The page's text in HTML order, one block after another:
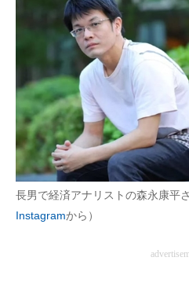
ビジネスと働き方のヒント
AI活用のいまが分かる
企業ITのトレンドを詳説
経営リーダーのコミュニティ
マーケ×ITの今がよく分かる
ITエンジニア向け専門サイト
企業向けIT製品の総合サイト
長男で経済アナリストの森永康平
Instagramから）